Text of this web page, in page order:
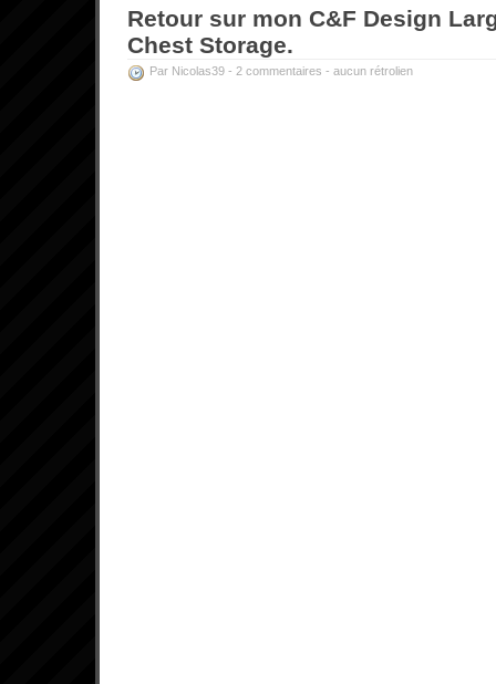
Retour sur mon C&F Design
Chest Storage.
Par Nicolas39 - 2 commentaires - aucun rétrolien